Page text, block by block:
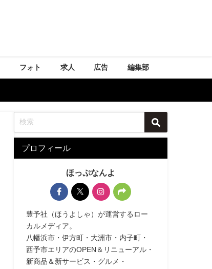
フォト 求人 広告 編集部
プロフィール
ほっぷなんよ
豊予社（ほうよしゃ）が運営するロー
カルメディア。
八幡浜市・伊方町・大洲市・内子町・
西予市エリアのOPEN＆リニューアル・
新商品＆新サービス・グルメ・